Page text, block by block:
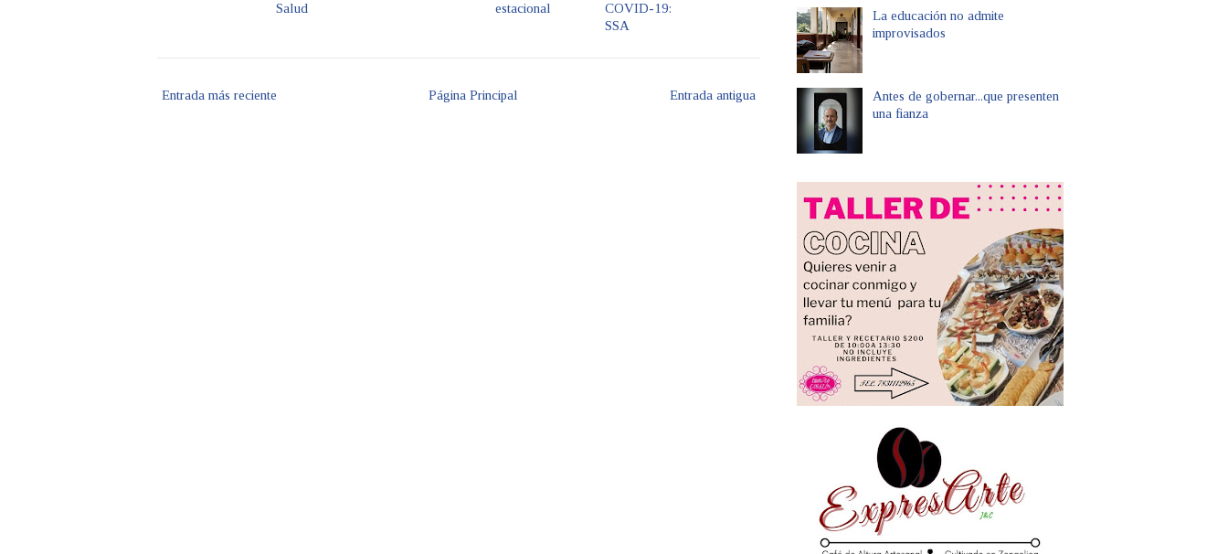
Salud
estacional
COVID-19:
SSA
Entrada más reciente Entrada antigua
Página Principal
La educación no admite
improvisados
Antes de gobernar...que presenten
una fianza